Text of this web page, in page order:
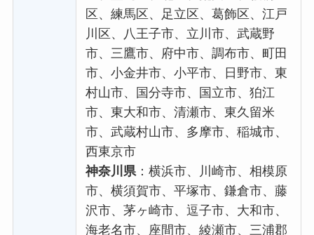
区、練馬区、足立区、葛飾区、江戸
川区、八王子市、立川市、武蔵野
市、三鷹市、府中市、調布市、町田
市、小金井市、小平市、日野市、東
村山市、国分寺市、国立市、狛江
市、東大和市、清瀬市、東久留米
市、武蔵村山市、多摩市、稲城市、
西東京市
神奈川県：横浜市、川崎市、相模原
市、横須賀市、平塚市、鎌倉市、藤
沢市、茅ヶ崎市、逗子市、大和市、
海老名市、座間市、綾瀬市、三浦郡